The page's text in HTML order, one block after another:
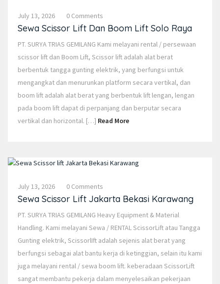
July 13, 2026 0 Comments
Sewa Scissor Lift Dan Boom Lift Solo Raya
PT. SURYA TRIAS GEMILANG Kami melayani rental / persewaan
scissor lift dan Boom Lift, Scissor lift adalah alat berat
berbentuk tangga gunting elektrik, yang berfungsi untuk
mengangkat dan menurunkan platform secara vertikal, dan
boom lift adalah alat berat yang berbentuk lift lengan, lengan
pada boom lift dapat di perpanjang dan berputar secara
vertikal dan horizontal. […] Read More
July 13, 2026 0 Comments
Sewa Scissor Lift Jakarta Bekasi Karawang
PT. SURYA TRIAS GEMILANG Heavy Equipment & Material
Handling. Kami melayani Sewa / RENTAL ScissorLift atau Tangga
Gunting elektrik, ScissorlIft adalah sejenis alat berat yang
berfungsi sebagai alat bantu kerja di ketinggian, selain itu kami
juga melayani rental / sewa boom lift. keberadaan ScissorLift
sangat membantu pekerja dalam menyelesaikan pekerjaan